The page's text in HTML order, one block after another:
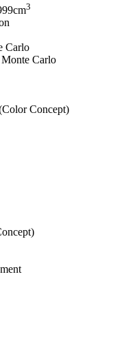
3
Carlo
Carlo
Concept)